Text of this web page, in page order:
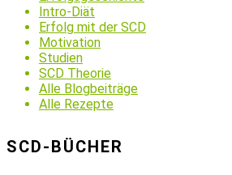
Intro-Diät
Erfolg mit der SCD
Motivation
Studien
SCD Theorie
Alle Blogbeiträge
Alle Rezepte
SCD-BÜCHER